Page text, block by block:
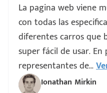
La pagina web viene
con todas las
diferentes carros que
super fácil de usar. En
representantes de...
Ionathan Mirkin